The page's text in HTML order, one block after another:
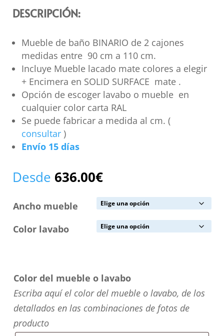
DESCRIPCIÓN:
Mueble de baño BINARIO de 2 cajones
medidas entre 90 cm a 110 cm.
Incluye Mueble lacado mate colores a elegir
+ Encimera en SOLID SURFACE mate .
Opción de escoger lavabo o mueble en
cualquier color carta RAL
Se puede fabricar a medida al cm. (
consultar)
Envío 15 días
Desde 636.00€
Ancho mueble
Color lavabo
Color del mueble o lavabo
Escriba aquí el color del mueble o lavabo, de los
detallados en las combinaciones de fotos de
producto